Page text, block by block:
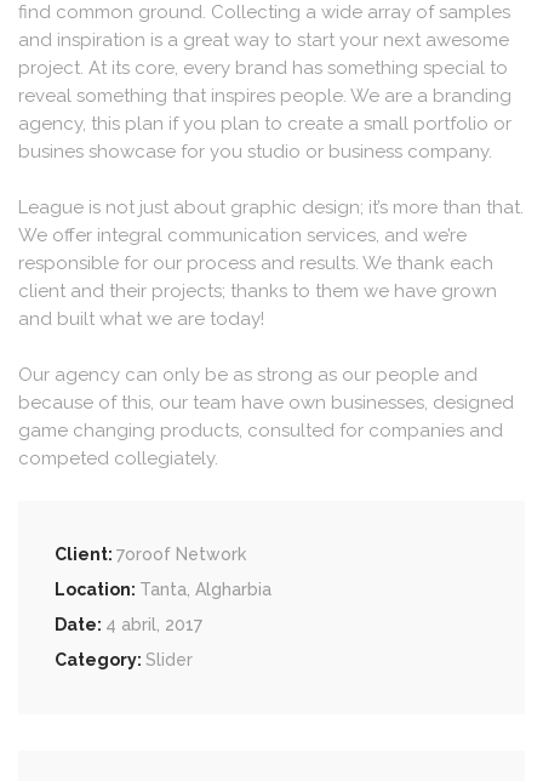
find common ground. Collecting a wide array of samples
and inspiration is a great way to start your next awesome
project. At its core, every brand has something special to
reveal something that inspires people. We are a branding
agency, this plan if you plan to create a small portfolio or
busines showcase for you studio or business company.
League is not just about graphic design; it’s more than that.
We offer integral communication services, and we’re
responsible for our process and results. We thank each
client and their projects; thanks to them we have grown
and built what we are today!
Our agency can only be as strong as our people and
because of this, our team have own businesses, designed
game changing products, consulted for companies and
competed collegiately.
Client: 7oroof Network
Location: Tanta, Algharbia
Date: 4 abril, 2017
Category: Slider